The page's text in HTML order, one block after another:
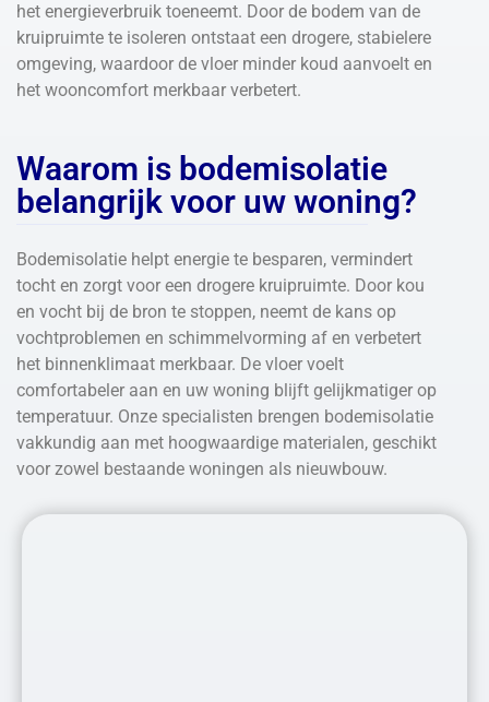
het energieverbruik toeneemt. Door de bodem van de
kruipruimte te isoleren ontstaat een drogere, stabielere
omgeving, waardoor de vloer minder koud aanvoelt en
het wooncomfort merkbaar verbetert.
Waarom is bodemisolatie
belangrijk voor uw woning?
Bodemisolatie helpt energie te besparen, vermindert
tocht en zorgt voor een drogere kruipruimte. Door kou
en vocht bij de bron te stoppen, neemt de kans op
vochtproblemen en schimmelvorming af en verbetert
het binnenklimaat merkbaar. De vloer voelt
comfortabeler aan en uw woning blijft gelijkmatiger op
temperatuur. Onze specialisten brengen bodemisolatie
vakkundig aan met hoogwaardige materialen, geschikt
voor zowel bestaande woningen als nieuwbouw.